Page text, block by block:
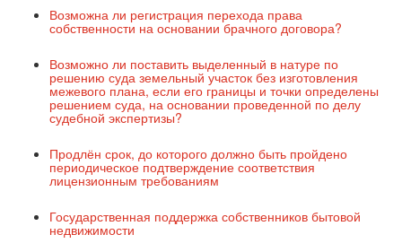
Возможна ли регистрация перехода права
собственности на основании брачного договора?
Возможно ли поставить выделенный в натуре по
решению суда земельный участок без изготовления
межевого плана, если его границы и точки определены
решением суда, на основании проведенной по делу
судебной экспертизы?
Продлён срок, до которого должно быть пройдено
периодическое подтверждение соответствия
лицензионным требованиям
Государственная поддержка собственников бытовой
недвижимости